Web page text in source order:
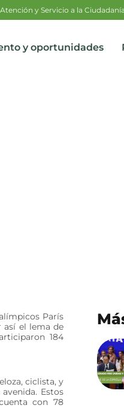
Atención y Servicio a la Ciudadanía
y oportunidades
París
así el lema de
184
ciclista, y
Estos
con 78